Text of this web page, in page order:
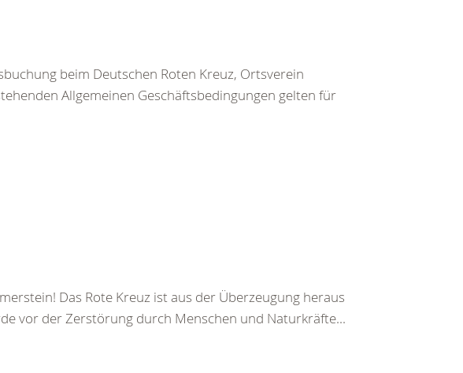
beim Deutschen Roten Kreuz, Ortsverein
Allgemeinen Geschäftsbedingungen gelten für
Das Rote Kreuz ist aus der Überzeugung heraus
vor der Zerstörung durch Menschen und Naturkräfte...